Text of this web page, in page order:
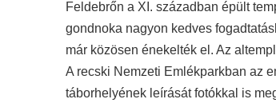
Feldebrőn a XI. században épült
gondnoka nagyon kedves
már közösen énekelték el. Az
A recski Nemzeti Emlékparkban az
táborhelyének leírását fotókkal is